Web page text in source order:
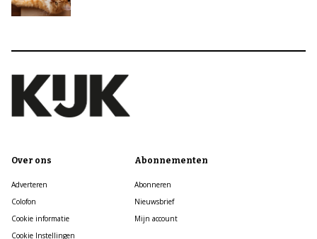
Over ons
Adverteren
Colofon
Cookie informatie
Cookie Instellingen
Abonnementen
Abonneren
Nieuwsbrief
Mijn account